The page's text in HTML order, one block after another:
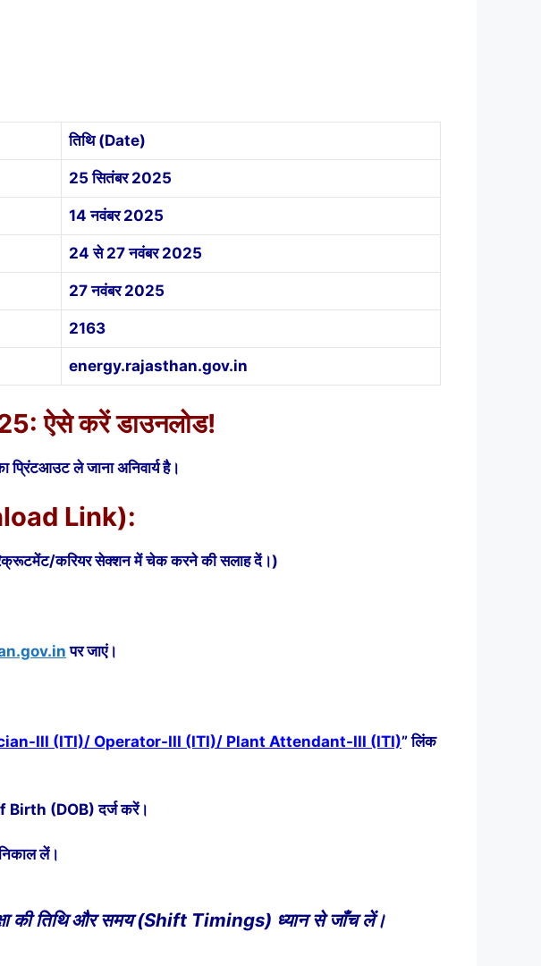
तिथि (Date)
25 सितंबर 2025
14 नवंबर 2025
24 से 27 नवंबर 2025
27 नवंबर 2025
2163
energy.rajasthan.gov.in
ऐसे करें डाउनलोड!
ले जाना अनिवार्य है।
Link):
रिक्रूटमेंट/करियर सेक्शन में चेक करने की सलाह दें।)
पर जाएं।
III (ITI)/ Operator-III (ITI)/ Plant Attendant-III (ITI)” लिंक
(DOB) दर्ज करें।
लें।
की तिथि और समय (Shift Timings) ध्यान से जाँच लें।